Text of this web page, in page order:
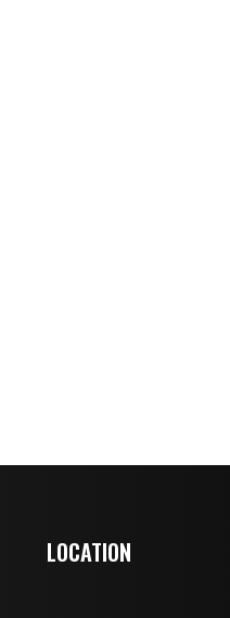
LOCATION